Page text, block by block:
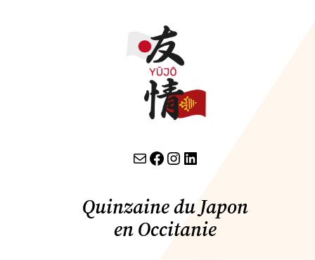
contact par email lien facebook Instagram LinkedIn
Quinzaine du Japon
en Occitanie